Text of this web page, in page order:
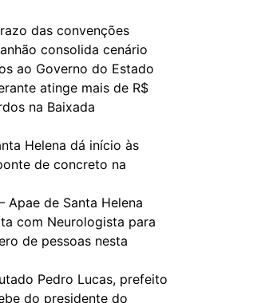
das convenções
consolida cenário
ao Governo do Estado
atinge mais de R$
na Baixada
Helena dá início às
de concreto na
Apae de Santa Helena
com Neurologista para
de pessoas nesta
Pedro Lucas, prefeito
do presidente do